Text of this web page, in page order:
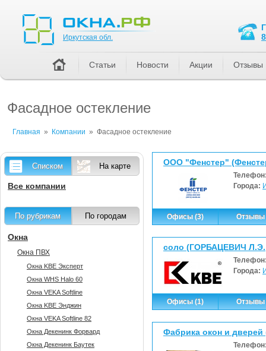
Фасадное остекление
Главная » Компании » Фасадное остекление
ООО "Фенстер"
Города:
Офисы (3) Отзывы
соло (ГОРБАЦЕВИЧ
Города:
Офисы (1) Отзывы
Фабрика окон и
Списком На карте
Все компании
По рубрикам По городам
Окна
Окна ПВХ
Окна KBE Эксперт
Окна WHS Halo 60
Окна VEKA Softline
Окна KBE Энджин
Окна VEKA Softline 82
Окна Декенинк Форвард
Окна Декенинк Баутек
Иркутская обл.
Статьи Новости Акции Отзывы